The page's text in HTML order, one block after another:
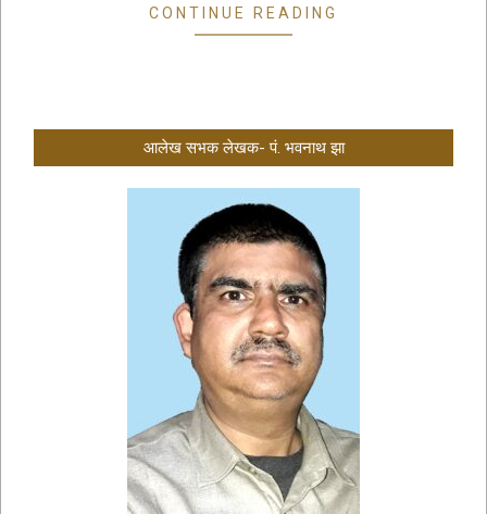
CONTINUE READING
आलेख सभक लेखक- पं. भवनाथ झा